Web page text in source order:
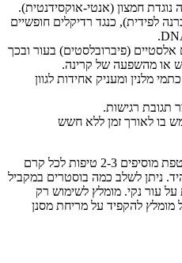
חמצון (אנטי-אוקסידנטית).
לפידית), כנגד רדיקלים חופשיים
אלסטיים (פיברובלסטים) בעור ובכך
או מהשפעה של קרינה.
מלנין ומעניק אחידות לגוון
תגובת רגישות.
בו לאורך זמן ללא חשש
בעזרת הטפטפת מוסיפים 2-3 טיפות לכל קרם
ניתן לשלב כמה בוסטרים במקביל
על עור נקי. מומלץ לשימוש רק
מומלץ להקפיד על מריחת מסנן